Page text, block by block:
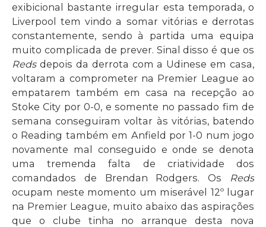
exibicional bastante irregular esta temporada, o
Liverpool tem vindo a somar vitórias e derrotas
constantemente, sendo à partida uma equipa
muito complicada de prever. Sinal disso é que os
Redsdepois da derrota com a Udinese em casa,
voltaram a comprometer na Premier League ao
empatarem também em casa na recepção ao
Stoke City por 0-0, e somente no passado fim de
semana conseguiram voltar às vitórias, batendo
o Reading também em Anfield por 1-0 num jogo
novamente mal conseguido e onde se denota
uma tremenda falta de criatividade dos
comandados de Brendan Rodgers. Os Reds
ocupam neste momento um miserável 12º lugar
na Premier League, muito abaixo das aspirações
que o clube tinha no arranque desta nova